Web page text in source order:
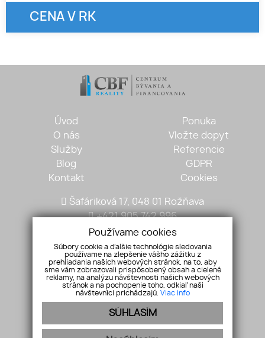
CENA V RK
Úvod
O nás
Služby
Blog
Kontakt
Ponuka
Vložte dopyt
Referencie
GDPR
Cookies
Šafáriková 17, 048 01 Rožňava
+421 905 742 996
mariantobisz@gmail.com
Pridajte si nás
Používame cookies
Súbory cookie a ďalšie technológie sledovania
používame na zlepšenie vášho zážitku z
prehliadania našich webových stránok, na to, aby
sme vám zobrazovali prispôsobený obsah a cielené
reklamy, na analýzu návštevnosti našich webových
stránok a na pochopenie toho, odkiaľ naši
návštevníci prichádzajú. Viac info
SÚHLASÍM